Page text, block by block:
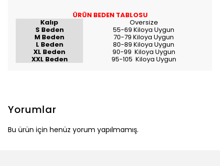
ÜRÜN BEDEN TABLOSU
Kalıp Oversize
S Beden 55-69 Kiloya Uygun
M Beden 70-79 Kiloya Uygun
L Beden 80-89 Kiloya Uygun
XL Beden 90-99 Kiloya Uygun
XXL Beden 95-105 Kiloya Uygun
Yorumlar
Bu ürün için henüz yorum yapılmamış.